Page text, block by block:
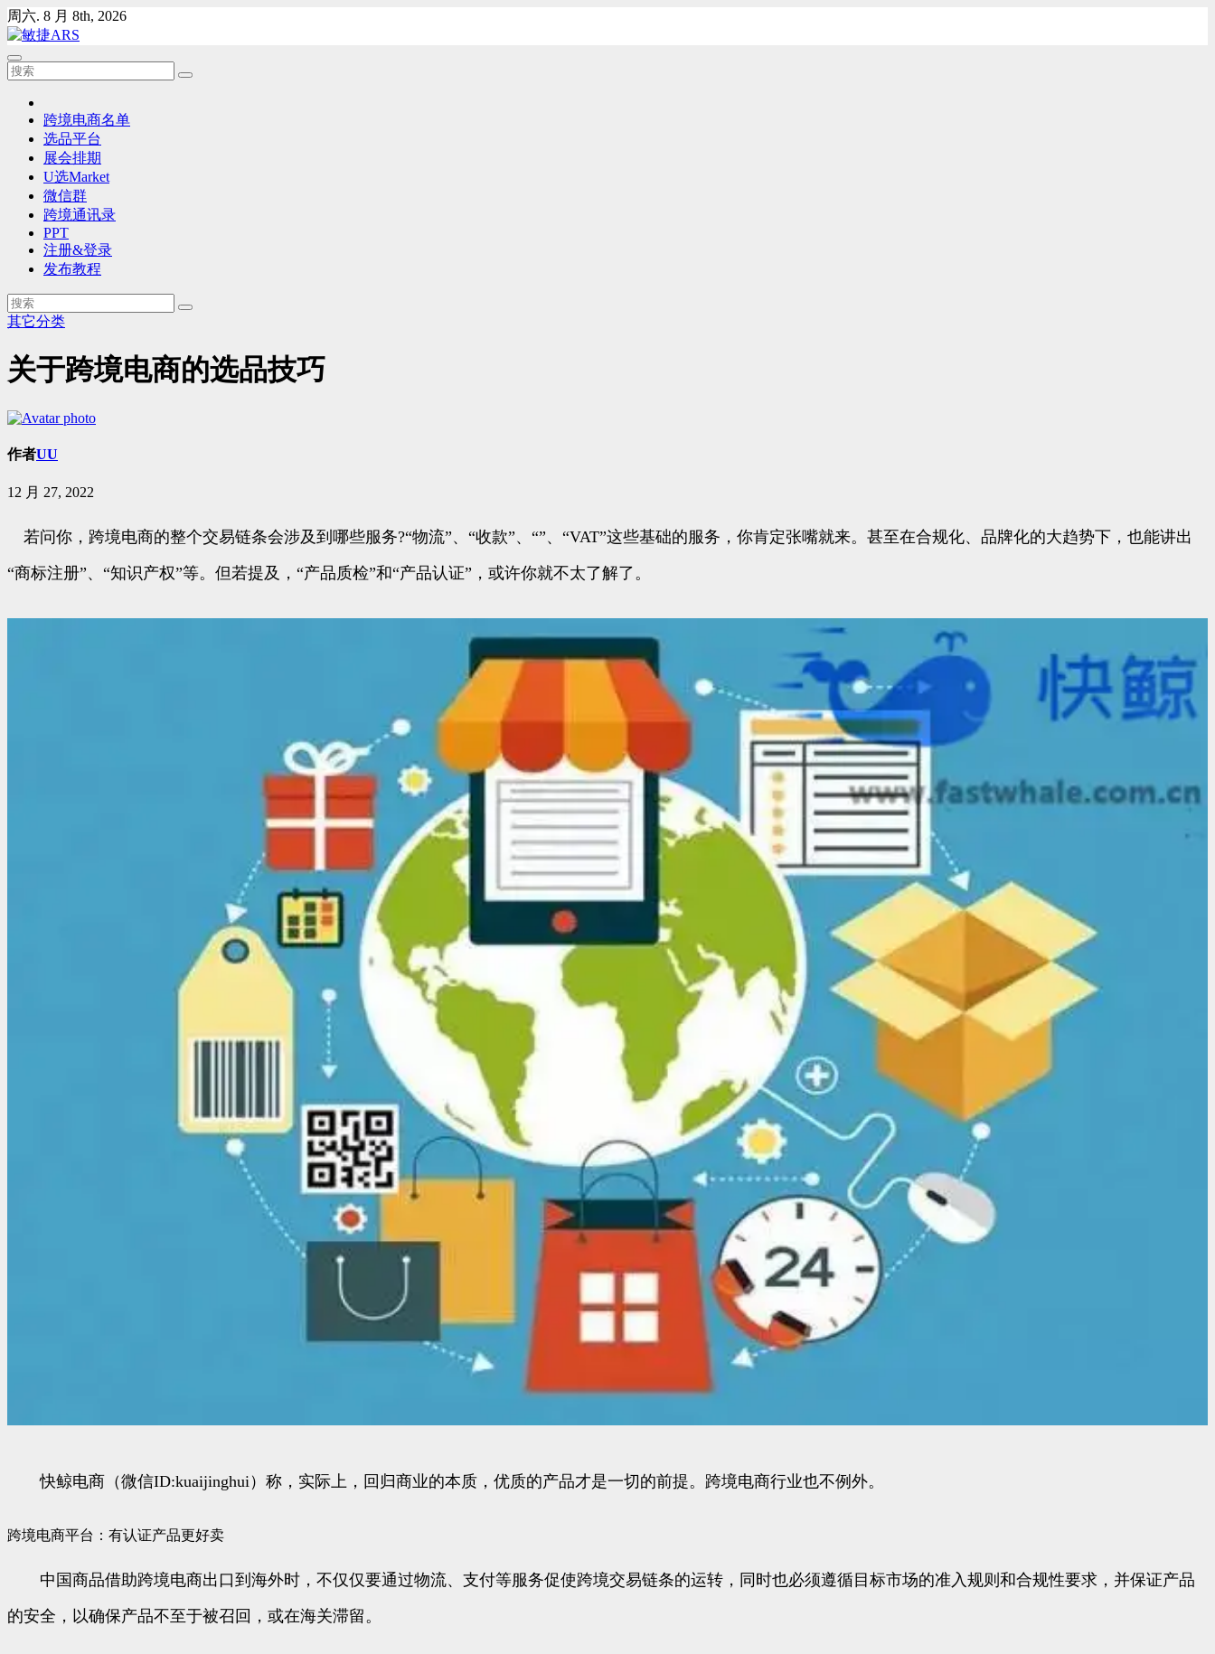
Skip
to
content
周六. 8 月 8th, 2026
跨境电商名单
选品平台
展会排期
U选Market
微信群
跨境通讯录
PPT
注册&登录
发布教程
其它分类
关于跨境电商的选品技巧
作者UU
12 月 27, 2022
若问你，跨境电商的整个交易链条会涉及到哪些服务?“物流”、“收款”、“”、“VAT”这些基础的服务，你肯定张嘴就来。甚至在合规化、品牌化的大趋势下，也能讲出
“商标注册”、“知识产权”等。但若提及，“产品质检”和“产品认证”，或许你就不太了解了。
快鲸电商（微信ID:kuaijinghui）称，实际上，回归商业的本质，优质的产品才是一切的前提。跨境电商行业也不例外。
跨境电商平台：有认证产品更好卖
中国商品借助跨境电商出口到海外时，不仅仅要通过物流、支付等服务促使跨境交易链条的运转，同时也必须遵循目标市场的准入规则和合规性要求，并保证产品
的安全，以确保产品不至于被召回，或在海关滞留。